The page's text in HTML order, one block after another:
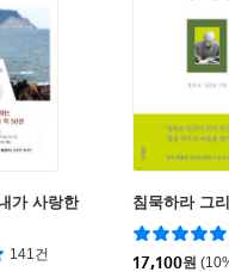
가 사랑한
141건
침묵하라 그
17,100원